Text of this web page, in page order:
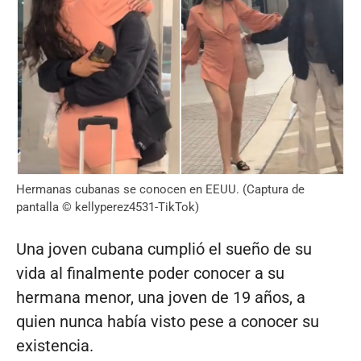
Hermanas cubanas se conocen en EEUU. (Captura de
pantalla © kellyperez4531-TikTok)
Una joven cubana cumplió el sueño de su
vida al finalmente poder conocer a su
hermana menor, una joven de 19 años, a
quien nunca había visto pese a conocer su
existencia.